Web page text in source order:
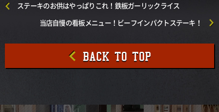
ステーキのお供はやっぱりこれ！鉄板ガーリックライス
当店自慢の看板メニュー！ビーフインパクトステーキ！